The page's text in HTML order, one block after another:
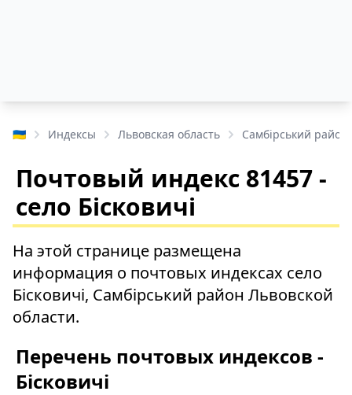
🇺🇦 Индексы Львовская область Самбірський район
Почтовый индекс 81457 -
село Бісковичі
На этой странице размещена
информация о почтовых индексах село
Бісковичі, Самбірський район Львовской
области.
Перечень почтовых индексов -
Бісковичі